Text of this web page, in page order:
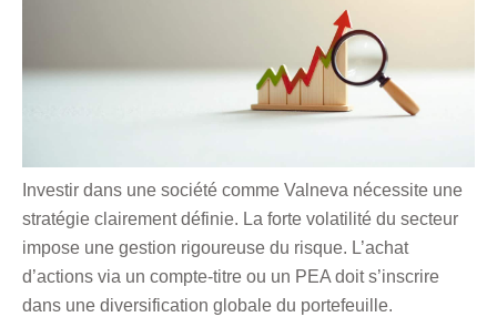
Investir dans une société comme Valneva nécessite une
stratégie clairement définie. La forte volatilité du secteur
impose une gestion rigoureuse du risque. L’achat
d’actions via un compte-titre ou un PEA doit s’inscrire
dans une diversification globale du portefeuille.